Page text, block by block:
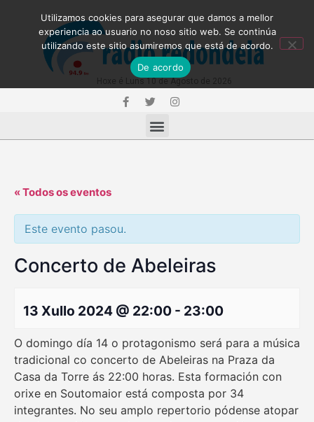
« Todos os eventos
Este evento pasou.
Concerto de Abeleiras
13 Xullo 2024 @ 22:00 - 23:00
O domingo día 14 o protagonismo será para a música
tradicional co concerto de Abeleiras na Praza da
Casa da Torre ás 22:00 horas. Esta formación con
orixe en Soutomaior está composta por 34
integrantes. No seu amplo repertorio pódense atopar
Utilizamos cookies para asegurar que damos a mellor
experiencia ao usuario no noso sitio web. Se continúa
utilizando este sitio asumiremos que está de acordo.
De acordo